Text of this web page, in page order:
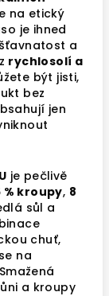
na etický
je ihned
a
rychlosolí a
být jisti,
bez
jen
je pečlivě
% kroupy, 8
sůl a
chuť,
na
a kroupy